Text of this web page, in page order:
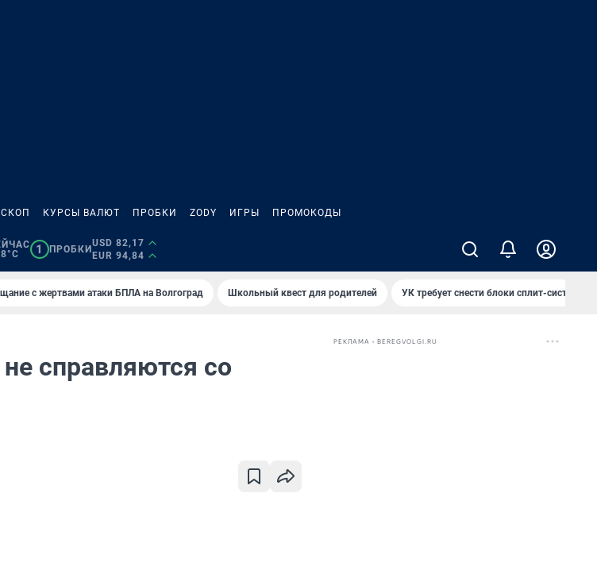
КУРСЫ ВАЛЮТ ПРОБКИ ZODY ИГРЫ ПРОМОКОДЫ
1 ПРОБКИ
USD 82,17
EUR 94,84
с жертвами атаки БПЛА на Волгоград Школьный квест для родителей УК требует снести блоки сплит-систем
справляются со
РЕКЛАМА • BEREGVOLGI.RU